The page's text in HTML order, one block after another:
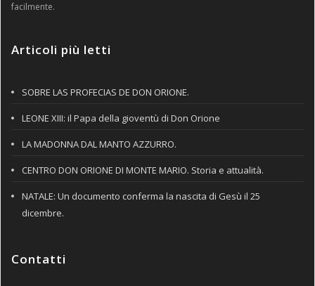
facilmente.
Articoli più letti
SOBRE LAS PROFECIAS DE DON ORIONE.
LEONE XIII: il Papa della gioventù di Don Orione
LA MADONNA DAL MANTO AZZURRO.
CENTRO DON ORIONE DI MONTE MARIO. Storia e attualità.
NATALE: Un documento conferma la nascita di Gesù il 25
dicembre.
Contatti